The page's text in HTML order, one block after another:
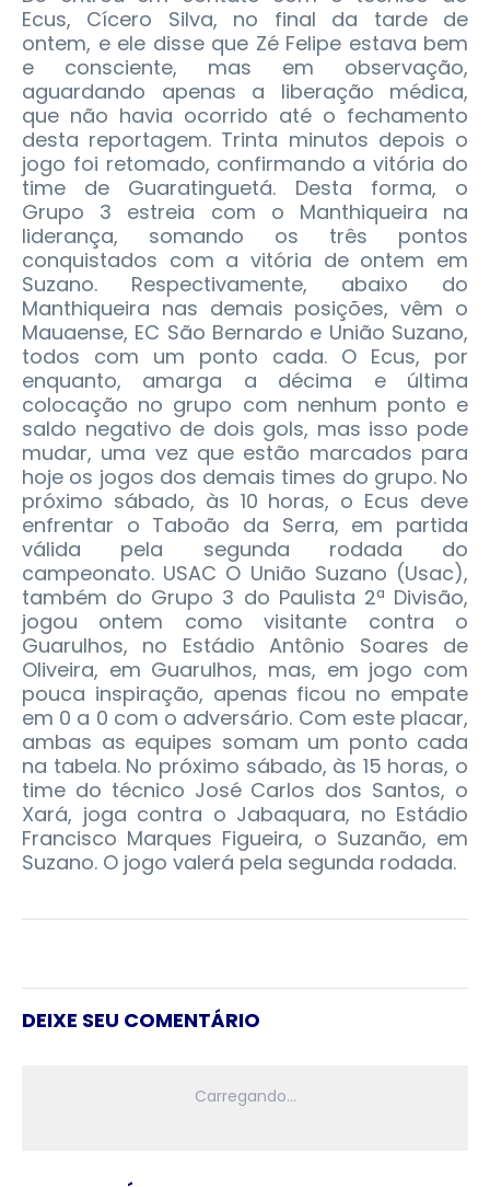
Ecus, Cícero Silva, no final da tarde de
ontem, e ele disse que Zé Felipe estava bem
e consciente, mas em observação,
aguardando apenas a liberação médica,
que não havia ocorrido até o fechamento
desta reportagem. Trinta minutos depois o
jogo foi retomado, confirmando a vitória do
time de Guaratinguetá. Desta forma, o
Grupo 3 estreia com o Manthiqueira na
liderança, somando os três pontos
conquistados com a vitória de ontem em
Suzano. Respectivamente, abaixo do
Manthiqueira nas demais posições, vêm o
Mauaense, EC São Bernardo e União Suzano,
todos com um ponto cada. O Ecus, por
enquanto, amarga a décima e última
colocação no grupo com nenhum ponto e
saldo negativo de dois gols, mas isso pode
mudar, uma vez que estão marcados para
hoje os jogos dos demais times do grupo. No
próximo sábado, às 10 horas, o Ecus deve
enfrentar o Taboão da Serra, em partida
válida pela segunda rodada do
campeonato. USAC O União Suzano (Usac),
também do Grupo 3 do Paulista 2ª Divisão,
jogou ontem como visitante contra o
Guarulhos, no Estádio Antônio Soares de
Oliveira, em Guarulhos, mas, em jogo com
pouca inspiração, apenas ficou no empate
em 0 a 0 com o adversário. Com este placar,
ambas as equipes somam um ponto cada
na tabela. No próximo sábado, às 15 horas, o
time do técnico José Carlos dos Santos, o
Xará, joga contra o Jabaquara, no Estádio
Francisco Marques Figueira, o Suzanão, em
Suzano. O jogo valerá pela segunda rodada.
DEIXE SEU COMENTÁRIO